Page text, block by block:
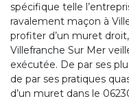
spécifique telle
ravalement maçon à
profiter d’un muret
Villefranche Sur Mer
exécutée. De par ses
de par ses pratiques
d’un muret dans le